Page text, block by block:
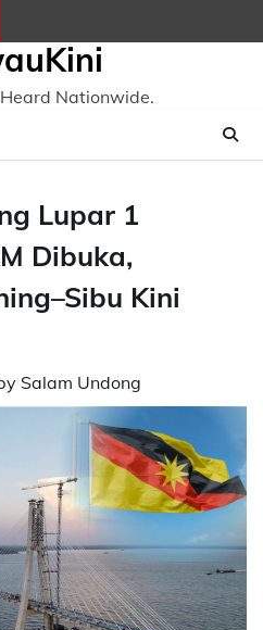
Nationwide.
Lupar 1
Dibuka,
Kini
Salam Undong